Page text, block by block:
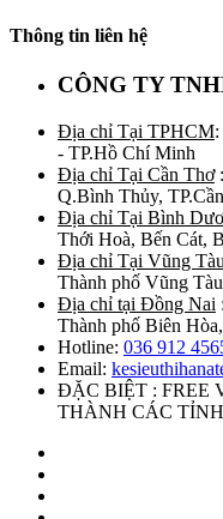
Thông tin liên hệ
CÔNG TY
Địa chỉ Tại TPHCM
- TP.Hồ Chí Minh
Địa chỉ Tại Cần Thơ
Q.Bình Thủy,
Địa chỉ Tại Bình
Thới Hoà, Bến Cát,
Địa chỉ Tại Vũng Tàu
Thành phố Vũng Tàu
Địa chỉ tại Đồng Nai
Thành phố Biên
Hotline: 036 912
Email:
ĐẶC BIỆT : FREE
THÀNH CÁC